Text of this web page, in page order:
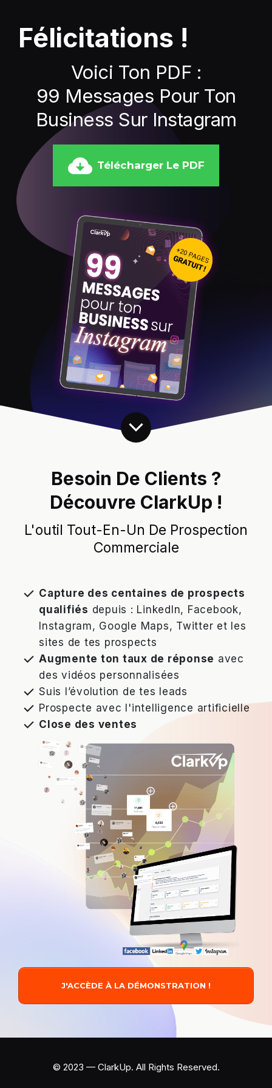
Félicitations !
Voici Ton PDF :
99 Messages Pour Ton
Business Sur Instagram
Télécharger Le PDF
Besoin De Clients ?
Découvre ClarkUp !
L'outil Tout-En-Un De Prospection
Commerciale
Capture des centaines de prospects
qualifiés depuis : LinkedIn, Facebook,
Instagram, Google Maps, Twitter et les
sites de tes prospects
Augmente ton taux de réponse avec
des vidéos personnalisées
Suis l’évolution de tes leads
Prospecte avec l'intelligence artificielle
Close des ventes
J'ACCÈDE À LA DÉMONSTRATION !
© 2023 — ClarkUp. All Rights Reserved.